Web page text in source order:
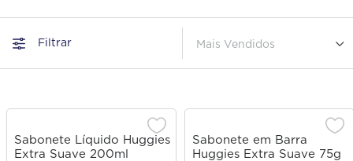
Filtrar Mais Vendidos
Sabonete Líquido Huggies
Extra Suave 200ml
Sabonete em Barra
Huggies Extra Suave 75g